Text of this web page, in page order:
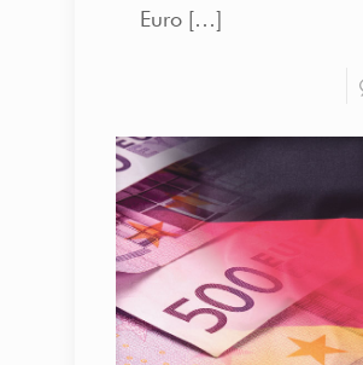
Euro[…]